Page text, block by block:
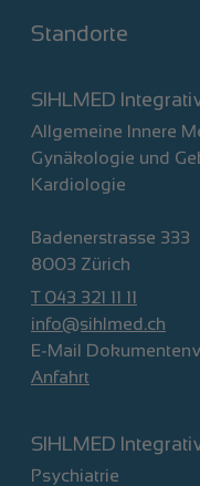
Standorte
SIHLMED
Allgemeine Innere
Gynäkologie und
Kardiologie
Badenerstrasse 333
8003 Zürich
T 043 321 11 11
info@sihlmed.ch
E-Mail
Anfahrt
SIHLMED
Psychiatrie